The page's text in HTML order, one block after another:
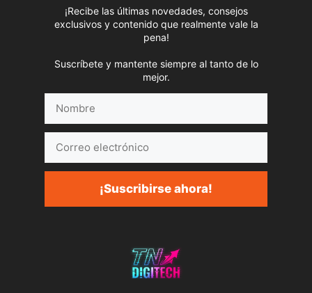
¡Recibe las últimas novedades, consejos
exclusivos y contenido que realmente vale la
pena!
Suscríbete y mantente siempre al tanto de lo
mejor.
electrónico
¡Suscribirse ahora!